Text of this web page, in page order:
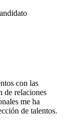
con las
de relaciones
me ha
de talentos.